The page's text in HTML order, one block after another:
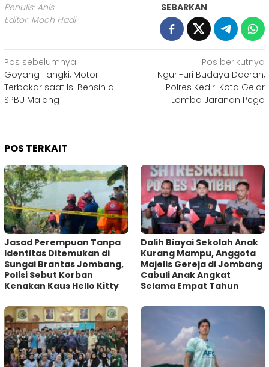
Penulis: Anis
Editor: Moch Hadi
SEBARKAN
Navigasi
pos
Pos sebelumnya
Goyang Tangki, Motor
Terbakar saat Isi Bensin di
SPBU Malang
Pos berikutnya
Nguri-uri Budaya Daerah,
Polres Kediri Kota Gelar
Lomba Jaranan Pego
POS TERKAIT
Jasad Perempuan Tanpa
Identitas Ditemukan di
Sungai Brantas Jombang,
Polisi Sebut Korban
Kenakan Kaus Hello Kitty
Dalih Biayai Sekolah Anak
Kurang Mampu, Anggota
Majelis Gereja di Jombang
Cabuli Anak Angkat
Selama Empat Tahun